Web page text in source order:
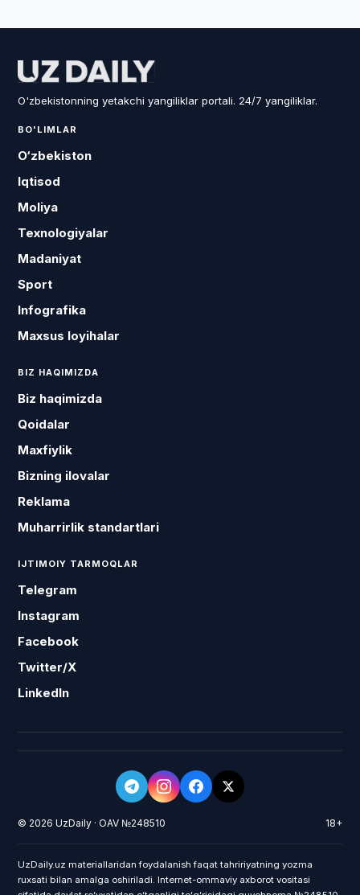
O'zbekistonning yetakchi yangiliklar portali. 24/7 yangiliklar.
BO'LIMLAR
O‘zbekiston
Iqtisod
Moliya
Texnologiyalar
Madaniyat
Sport
Infografika
Maxsus loyihalar
BIZ HAQIMIZDA
Biz haqimizda
Qoidalar
Maxfiylik
Bizning ilovalar
Reklama
Muharrirlik standartlari
IJTIMOIY TARMOQLAR
Telegram
Instagram
Facebook
Twitter/X
LinkedIn
© 2026 UzDaily · OAV №248510 18+
UzDaily.uz materiallaridan foydalanish faqat tahririyatning yozma
ruxsati bilan amalga oshiriladi. Internet-ommaviy axborot vositasi